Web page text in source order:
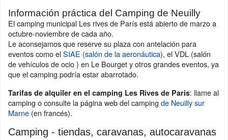
Información práctica del Camping de Neuilly
El camping municipal Les rives de París está abierto de marzo a
octubre-noviembre de cada año.
Le aconsejamos que reserve su plaza con antelación para
eventos como elSIAE (salón de la aeronáutica), el VDL (salón
de vehículos de ocio ) en Le Bourget y otros grandes eventos, ya
que el camping podría estar abarrotado.
Tarifas de alquiler en el camping Les Rives de Paris: llame al
camping o consulte la página web del camping de Neuilly sur
Marne (en francés).
Camping - tiendas, caravanas, autocaravanas